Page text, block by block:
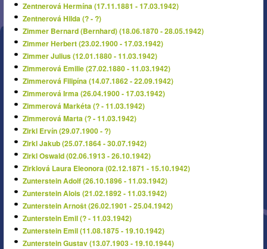
Zentnerová Hermína (17.11.1881 - 17.03.1942)
Zentnerová Hilda (? - ?)
Zimmer Bernard (Bernhard) (18.06.1870 - 28.05.1942)
Zimmer Herbert (23.02.1900 - 17.03.1942)
Zimmer Julius (12.01.1880 - 11.03.1942)
Zimmerová Emilie (27.02.1880 - 11.03.1942)
Zimmerová Filipína (14.07.1862 - 22.09.1942)
Zimmerová Irma (26.04.1900 - 17.03.1942)
Zimmerová Markéta (? - 11.03.1942)
Zimmerová Marta (? - 11.03.1942)
Zirkl Ervín (29.07.1900 - ?)
Zirkl Jakub (25.07.1864 - 30.07.1942)
Zirkl Oswald (02.06.1913 - 26.10.1942)
Zirklová Laura Eleonora (02.12.1871 - 15.10.1942)
Zunterstein Adolf (26.10.1896 - 11.03.1942)
Zunterstein Alois (21.02.1892 - 11.03.1942)
Zunterstein Arnošt (26.02.1901 - 25.04.1942)
Zunterstein Emil (? - 11.03.1942)
Zunterstein Emil (11.08.1875 - 19.10.1942)
Zunterstein Gustav (13.07.1903 - 19.10.1944)